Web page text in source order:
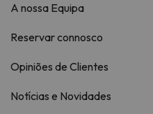
A nossa Equipa
Reservar connosco
Opiniões de Clientes
Notícias e Novidades